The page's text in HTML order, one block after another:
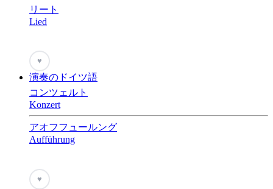
リート
Lied
♥
演奏のドイツ語
コンツェルト
Konzert
アオフフュールング
Aufführung
♥